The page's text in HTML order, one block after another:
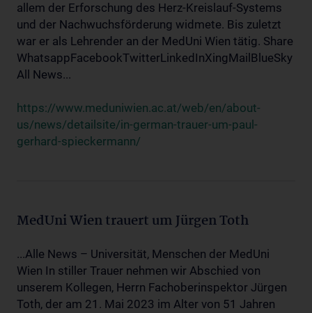
allem der Erforschung des Herz-Kreislauf-Systems
und der Nachwuchsförderung widmete. Bis zuletzt
war er als Lehrender an der MedUni Wien tätig. Share
WhatsappFacebookTwitterLinkedInXingMailBlueSky
All News...
https://www.meduniwien.ac.at/web/en/about-
us/news/detailsite/in-german-trauer-um-paul-
gerhard-spieckermann/
MedUni Wien trauert um Jürgen Toth
...Alle News – Universität, Menschen der MedUni
Wien In stiller Trauer nehmen wir Abschied von
unserem Kollegen, Herrn Fachoberinspektor Jürgen
Toth, der am 21. Mai 2023 im Alter von 51 Jahren